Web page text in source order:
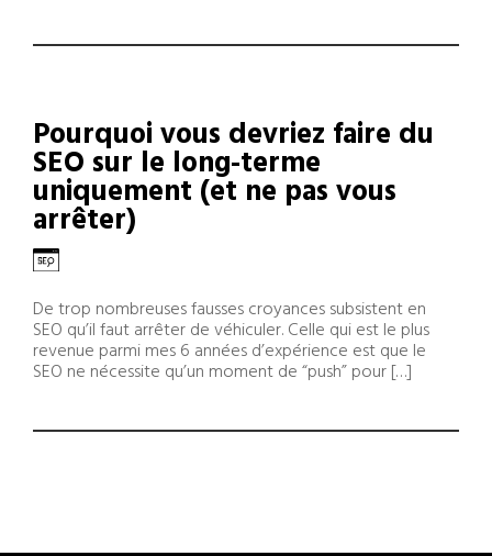
Pourquoi vous devriez faire du
SEO sur le long-terme
uniquement (et ne pas vous
arrêter)
De trop nombreuses fausses croyances subsistent en
SEO qu’il faut arrêter de véhiculer. Celle qui est le plus
revenue parmi mes 6 années d’expérience est que le
SEO ne nécessite qu’un moment de “push” pour […]